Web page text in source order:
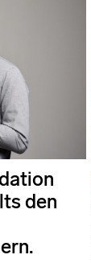
den